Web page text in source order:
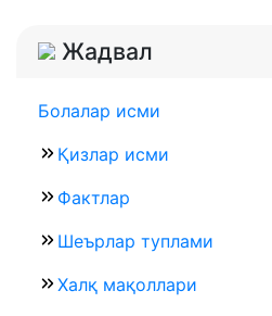
Жадвал
Болалар исми
Қизлар исми
Фактлар
Шеърлар туплами
Халқ мақоллари